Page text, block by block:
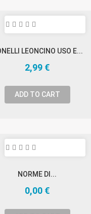
LEONCINO USO E...
2,99 €
ADD TO CART
NORME DI...
0,00 €